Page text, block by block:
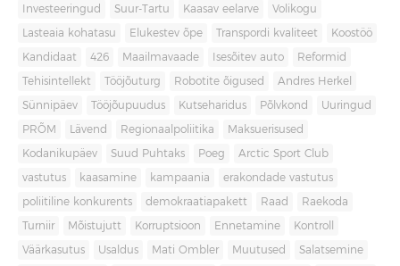
Investeeringud Suur-Tartu Kaasav eelarve Volikogu
Lasteaia kohatasu Elukestev õpe Transpordi kvaliteet Koostöö
Kandidaat 426 Maailmavaade Isesõitev auto Reformid
Tehisintellekt Tööjõuturg Robotite õigused Andres Herkel
Sünnipäev Tööjõupuudus Kutseharidus Põlvkond Uuringud
PRÕM Lävend Regionaalpoliitika Maksuerisused
Kodanikupäev Suud Puhtaks Poeg Arctic Sport Club
vastutus kaasamine kampaania erakondade vastutus
poliitiline konkurents demokraatiapakett Raad Raekoda
Turniir Mõistujutt Korruptsioon Ennetamine Kontroll
Väärkasutus Usaldus Mati Ombler Muutused Salatsemine